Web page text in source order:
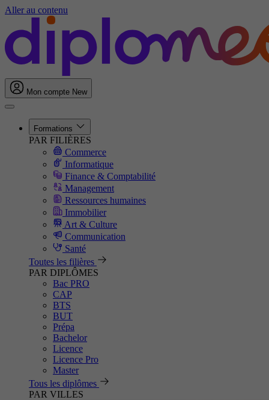
Aller au contenu
Mon compte New
Formations
PAR FILIÈRES
Commerce
Informatique
Finance & Comptabilité
Management
Ressources humaines
Immobilier
Art & Culture
Communication
Santé
Toutes les filières
PAR DIPLÔMES
Bac PRO
CAP
BTS
BUT
Prépa
Bachelor
Licence
Licence Pro
Master
Tous les diplômes
PAR VILLES